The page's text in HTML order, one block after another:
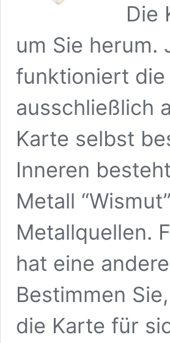
Die
um Sie herum.
funktioniert die
ausschließlich
Karte selbst
Inneren
Metall
Metallquellen.
hat eine
Bestimmen
die Karte für